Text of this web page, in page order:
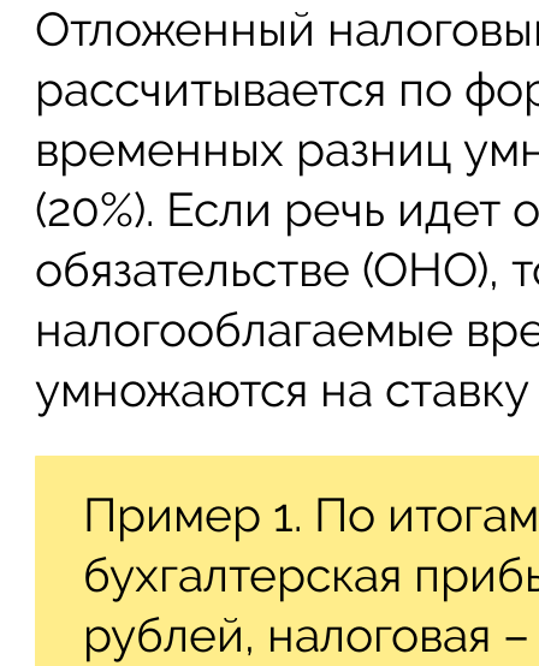
Отложенный
рассчитывается по
временных разниц
(20%). Если речь
обязательстве (ОНО),
налогооблагаемые
умножаются на ставку
Пример 1. По
бухгалтерская
рублей, налоговая